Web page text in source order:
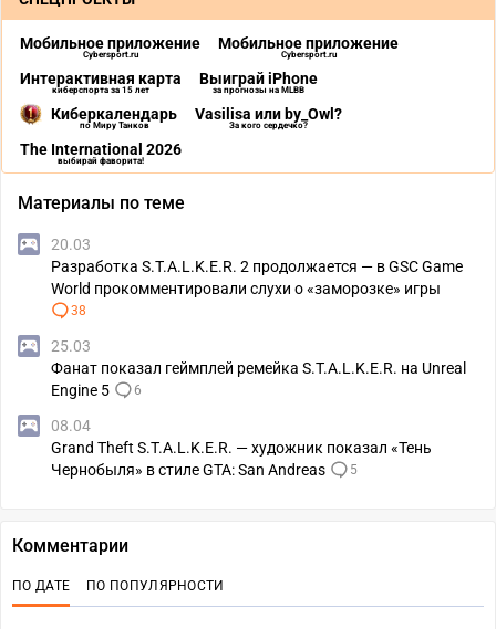
Мобильное приложение
Cybersport.ru
Мобильное приложение
Cybersport.ru
Интерактивная карта
киберспорта за 15 лет
Выиграй iPhone
за прогнозы на MLBB
Киберкалендарь
по Миру Танков
Vasilisa или by_Owl?
За кого сердечко?
The International 2026
выбирай фаворита!
Материалы по теме
20.03
Разработка S.T.A.L.K.E.R. 2 продолжается — в GSC Game
World прокомментировали слухи о «заморозке» игры
38
25.03
Фанат показал геймплей ремейка S.T.A.L.K.E.R. на Unreal
Engine 5
6
08.04
Grand Theft S.T.A.L.K.E.R. — художник показал «Тень
Чернобыля» в стиле GTA: San Andreas
5
Комментарии
ПО ДАТЕ ПО ПОПУЛЯРНОСТИ